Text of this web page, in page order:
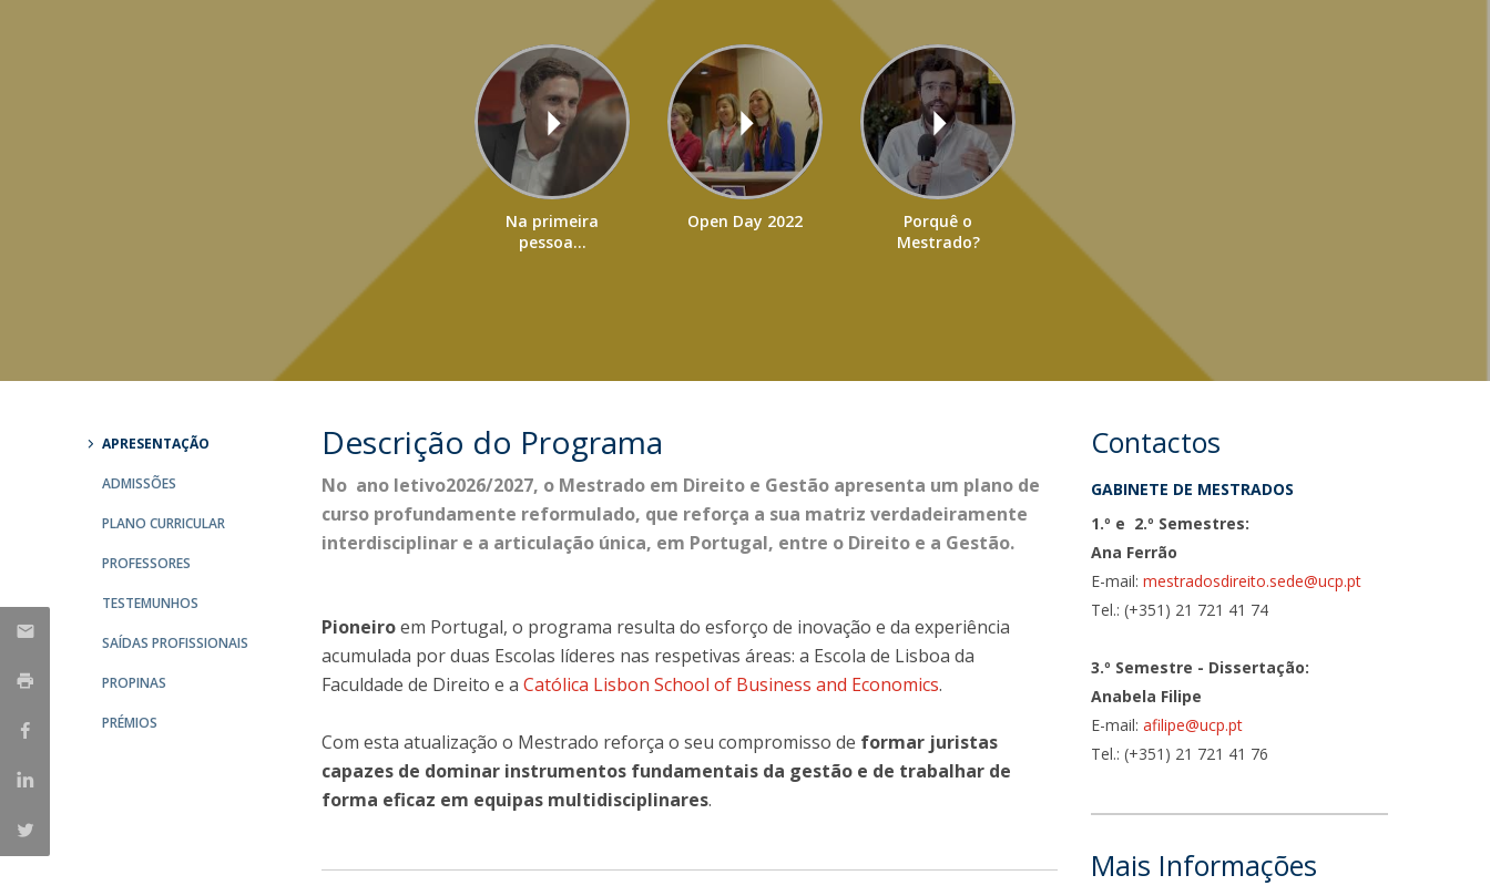
Na primeira
pessoa...
Open Day 2022
Porquê o
Mestrado?
APRESENTAÇÃO
ADMISSÕES
PLANO CURRICULAR
PROFESSORES
TESTEMUNHOS
SAÍDAS PROFISSIONAIS
PROPINAS
PRÉMIOS
Descrição do Programa
No ano letivo2026/2027, o Mestrado em Direito e Gestão apresenta um plano de
curso profundamente reformulado, que reforça a sua matriz verdadeiramente
interdisciplinar e a articulação única, em Portugal, entre o Direito e a Gestão.
Pioneiroem Portugal, o programa resulta do esforço de inovação e da experiência
acumulada por duas Escolas líderes nas respetivas áreas: a Escola de Lisboa da
Faculdade de Direito e aCatólica Lisbon School of Business and Economics.
Com esta atualização o Mestrado reforça o seu compromisso de formar juristas
capazes de dominar instrumentos fundamentais da gestão e de trabalhar de
forma eficaz em equipas multidisciplinares.
Contactos
GABINETE DE MESTRADOS
1.º e 2.º Semestres:
Ana Ferrão
E-mail:mestradosdireito.sede@ucp.pt
Tel.: (+351) 21 721 41 74
3.º Semestre - Dissertação:
Anabela Filipe
E-mail:afilipe@ucp.pt
Tel.: (+351) 21 721 41 76
Mais Informações